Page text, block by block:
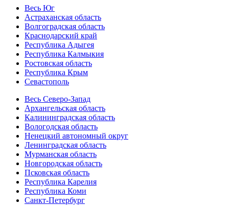
Весь Юг
Астраханская область
Волгоградская область
Краснодарский край
Республика Адыгея
Республика Калмыкия
Ростовская область
Республика Крым
Севастополь
Весь Северо-Запад
Архангельская область
Калининградская область
Вологодская область
Ненецкий автономный округ
Ленинградская область
Мурманская область
Новгородская область
Псковская область
Республика Карелия
Республика Коми
Санкт-Петербург